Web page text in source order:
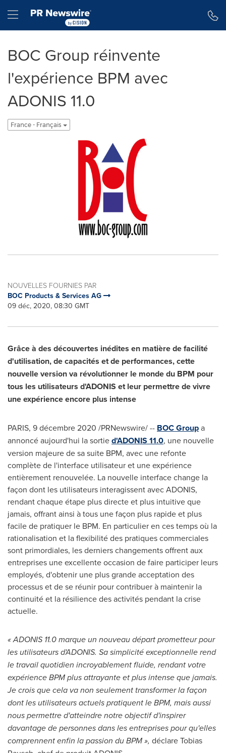
Hamburger menu
BOC Group réinvente
l'expérience BPM avec
ADONIS 11.0
France - Français
NOUVELLES FOURNIES PAR
BOC Products & Services AG
09 déc, 2020, 08:30 GMT
Grâce à des découvertes inédites en matière de facilité
d'utilisation, de capacités et de performances, cette
nouvelle version va révolutionner le monde du BPM pour
tous les utilisateurs d'ADONIS et leur permettre de vivre
une expérience encore plus intense
PARIS, 9 décembre 2020 /PRNewswire/ -- BOC Groupa
annoncé aujourd'hui la sortied'ADONIS 11.0, une nouvelle
version majeure de sa suite BPM, avec une refonte
complète de l'interface utilisateur et une expérience
entièrement renouvelée. La nouvelle interface change la
façon dont les utilisateurs interagissent avec ADONIS,
rendant chaque étape plus directe et plus intuitive que
jamais, offrant ainsi à tous une façon plus rapide et plus
facile de pratiquer le BPM. En particulier en ces temps où la
rationalisation et la flexibilité des pratiques commerciales
sont primordiales, les derniers changements offrent aux
entreprises une excellente occasion de faire participer leurs
employés, d'obtenir une plus grande acceptation des
processus et de se réunir pour contribuer à maintenir la
continuité et la résilience des activités pendant la crise
actuelle.
« ADONIS 11.0 marque un nouveau départ prometteur pour
les utilisateurs d'ADONIS. Sa simplicité exceptionnelle rend
le travail quotidien incroyablement fluide, rendant votre
expérience BPM plus attrayante et plus intense que jamais.
Je crois que cela va non seulement transformer la façon
dont les utilisateurs actuels pratiquent le BPM, mais aussi
nous permettre d'atteindre notre objectif d'inspirer
davantage de personnes dans les entreprises pour qu'elles
comprennent enfin la passion du BPM », déclareTobias